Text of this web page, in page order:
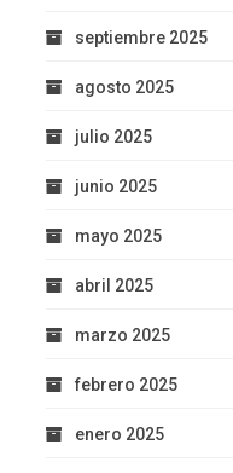
septiembre 2025
agosto 2025
julio 2025
junio 2025
mayo 2025
abril 2025
marzo 2025
febrero 2025
enero 2025